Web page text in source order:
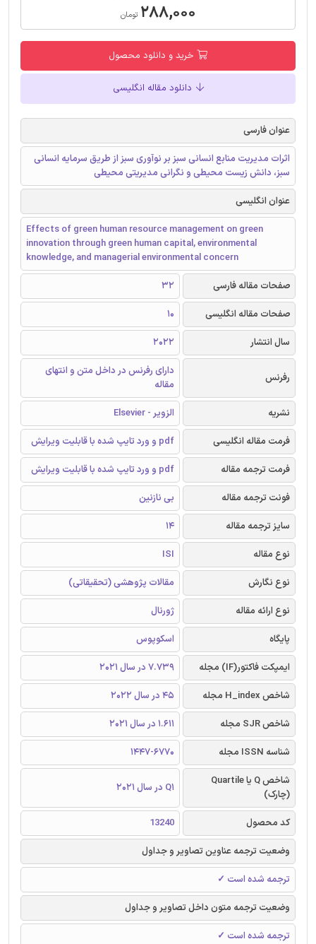
۲۸۸,۰۰۰ تومان
خرید و دانلود محصول
دانلود مقاله انگلیسی
عنوان فارسی
اثرات مدیریت منابع انسانی سبز بر نوآوری سبز از طریق سرمایه انسانی
سبز، دانش زیست محیطی و نگرانی مدیریتی محیطی
عنوان انگلیسی
Effects of green human resource management on green
innovation through green human capital, environmental
knowledge, and managerial environmental concern
صفحات مقاله فارسی
32
صفحات مقاله انگلیسی
10
سال انتشار
2022
رفرنس
دارای رفرنس در داخل متن و انتهای
مقاله
نشریه
الزویر - Elsevier
فرمت مقاله انگلیسی
pdf و ورد تایپ شده با قابلیت ویرایش
فرمت ترجمه مقاله
pdf و ورد تایپ شده با قابلیت ویرایش
فونت ترجمه مقاله
بی نازنین
سایز ترجمه مقاله
14
نوع مقاله
ISI
نوع نگارش
مقالات پژوهشی (تحقیقاتی)
نوع ارائه مقاله
ژورنال
پایگاه
اسکوپوس
ایمپکت فاکتور(IF) مجله
7.739 در سال 2021
شاخص H_index مجله
45 در سال 2022
شاخص SJR مجله
1.611 در سال 2021
شناسه ISSN مجله
1447-6770
شاخص Q یا Quartile
(چارک)
Q1 در سال 2021
کد محصول
13240
وضعیت ترجمه عناوین تصاویر و جداول
ترجمه شده است ✓
وضعیت ترجمه متون داخل تصاویر و جداول
ترجمه شده است ✓